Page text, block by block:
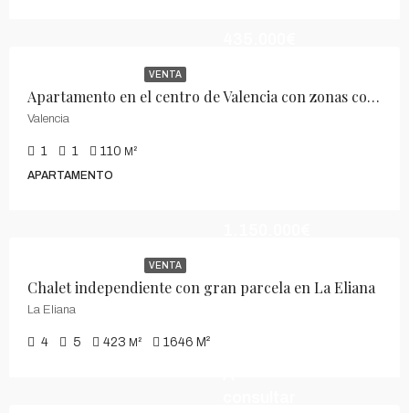
VENTA
Apartamento en el centro de Valencia con zonas comunes
Valencia
1 1 110 M²
APARTAMENTO
VENTA
Chalet independiente con gran parcela en La Eliana
La Eliana
4 5 423 M² 1646 M²